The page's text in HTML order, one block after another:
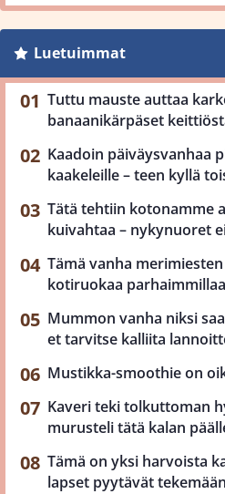
Luetuimmat
Tuttu mauste auttaa
banaanikärpäset
Kaadoin päiväysvanhaa
kaakeleille – teen kyllä
Tätä tehtiin kotonamme
kuivahtaa – nykynuoret
Tämä vanha
kotiruokaa
Mummon vanha niksi
et tarvitse kalliita
Mustikka-smoothie on
Kaveri teki tolkuttoman
murusteli tätä kalan
Tämä on yksi harvoista
lapset pyytävät